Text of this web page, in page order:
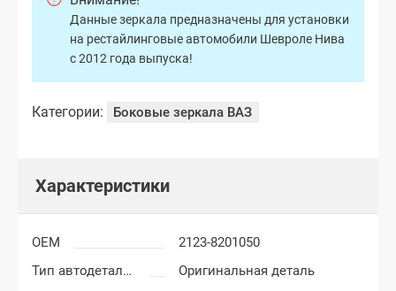
Данные зеркала предназначены для установки
на рестайлинговые автомобили Шевроле Нива
с 2012 года выпуска!
Категории: Боковые зеркала ВАЗ
Характеристики
OEM
2123-8201050
Тип автодеталей
Оригинальная деталь